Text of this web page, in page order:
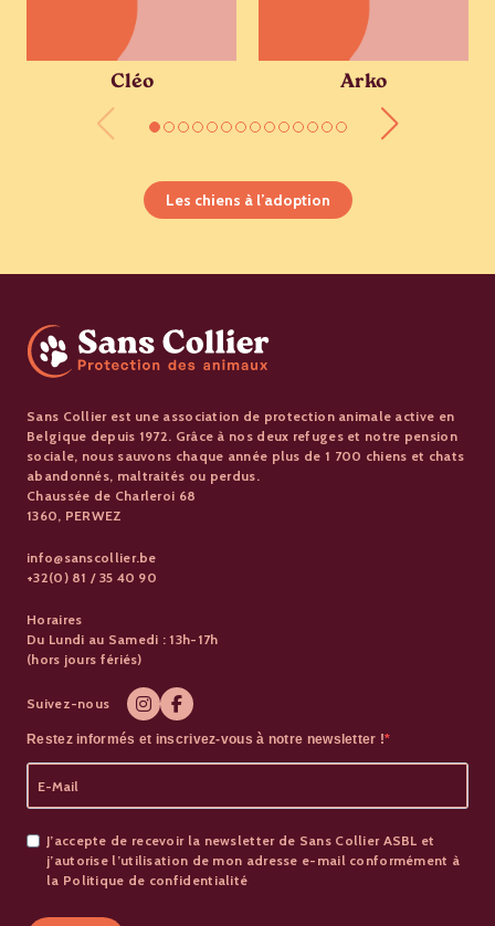
Cléo Arko
Les chiens à l’adoption
Sans Collier est une association de protection animale active en
Belgique depuis 1972. Grâce à nos deux refuges et notre pension
sociale, nous sauvons chaque année plus de 1 700 chiens et chats
abandonnés, maltraités ou perdus.
Chaussée de Charleroi 68
1360, PERWEZ
info@sanscollier.be
+32(0) 81 / 35 40 90
Horaires
Du Lundi au Samedi : 13h-17h
(hors jours fériés)
Suivez-nous
Restez informés et inscrivez-vous à notre newsletter !
J’accepte de recevoir la newsletter de Sans Collier ASBL et
j’autorise l’utilisation de mon adresse e-mail conformément à
la Politique de confidentialité